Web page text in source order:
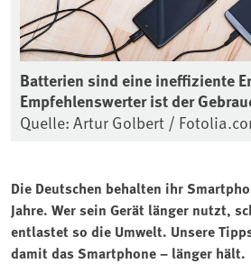
Batterien sind eine ineffiziente
Empfehlenswerter ist der
Quelle: Artur Golbert /
Die Deutschen behalten ihr
Jahre. Wer sein Gerät länger nutzt,
entlastet so die Umwelt. Unsere
damit das Smartphone – länger hält.